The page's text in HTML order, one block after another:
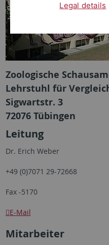
Zoologische
Lehrstuhl für
Sigwartstr. 3
72076 Tübingen
Leitung
Dr. Erich Weber
+49 (0)7071 29-72668
Fax -5170
E-Mail
Mitarbeiter
Legal details